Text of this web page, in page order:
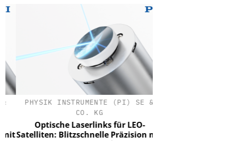
PHYSIK INSTRUMENTE (PI) SE &
CO. KG
Optische Laserlinks für LEO-
Satelliten: Blitzschnelle Präzision mit